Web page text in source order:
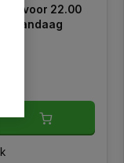
voor 22.00
= vandaag